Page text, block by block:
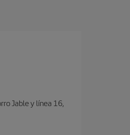
Jable y línea 16,